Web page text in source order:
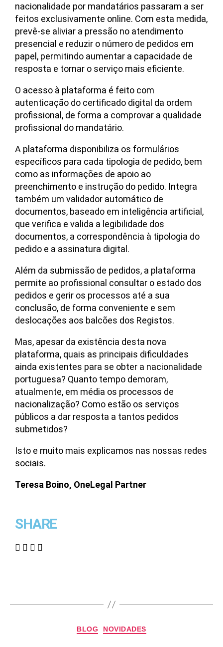
nacionalidade por mandatários passaram a ser
feitos exclusivamente online. Com esta medida,
prevê-se aliviar a pressão no atendimento
presencial e reduzir o número de pedidos em
papel, permitindo aumentar a capacidade de
resposta e tornar o serviço mais eficiente.
O acesso à plataforma é feito com
autenticação do certificado digital da ordem
profissional, de forma a comprovar a qualidade
profissional do mandatário.
A plataforma disponibiliza os formulários
específicos para cada tipologia de pedido, bem
como as informações de apoio ao
preenchimento e instrução do pedido. Integra
também um validador automático de
documentos, baseado em inteligência artificial,
que verifica e valida a legibilidade dos
documentos, a correspondência à tipologia do
pedido e a assinatura digital.
Além da submissão de pedidos, a plataforma
permite ao profissional consultar o estado dos
pedidos e gerir os processos até a sua
conclusão, de forma conveniente e sem
deslocações aos balcões dos Registos.
Mas, apesar da existência desta nova
plataforma, quais as principais dificuldades
ainda existentes para se obter a nacionalidade
portuguesa? Quanto tempo demoram,
atualmente, em média os processos de
nacionalização? Como estão os serviços
públicos a dar resposta a tantos pedidos
submetidos?
Isto e muito mais explicamos nas nossas redes
sociais.
Teresa Boino, OneLegal Partner
SHARE
BLOG NOVIDADES